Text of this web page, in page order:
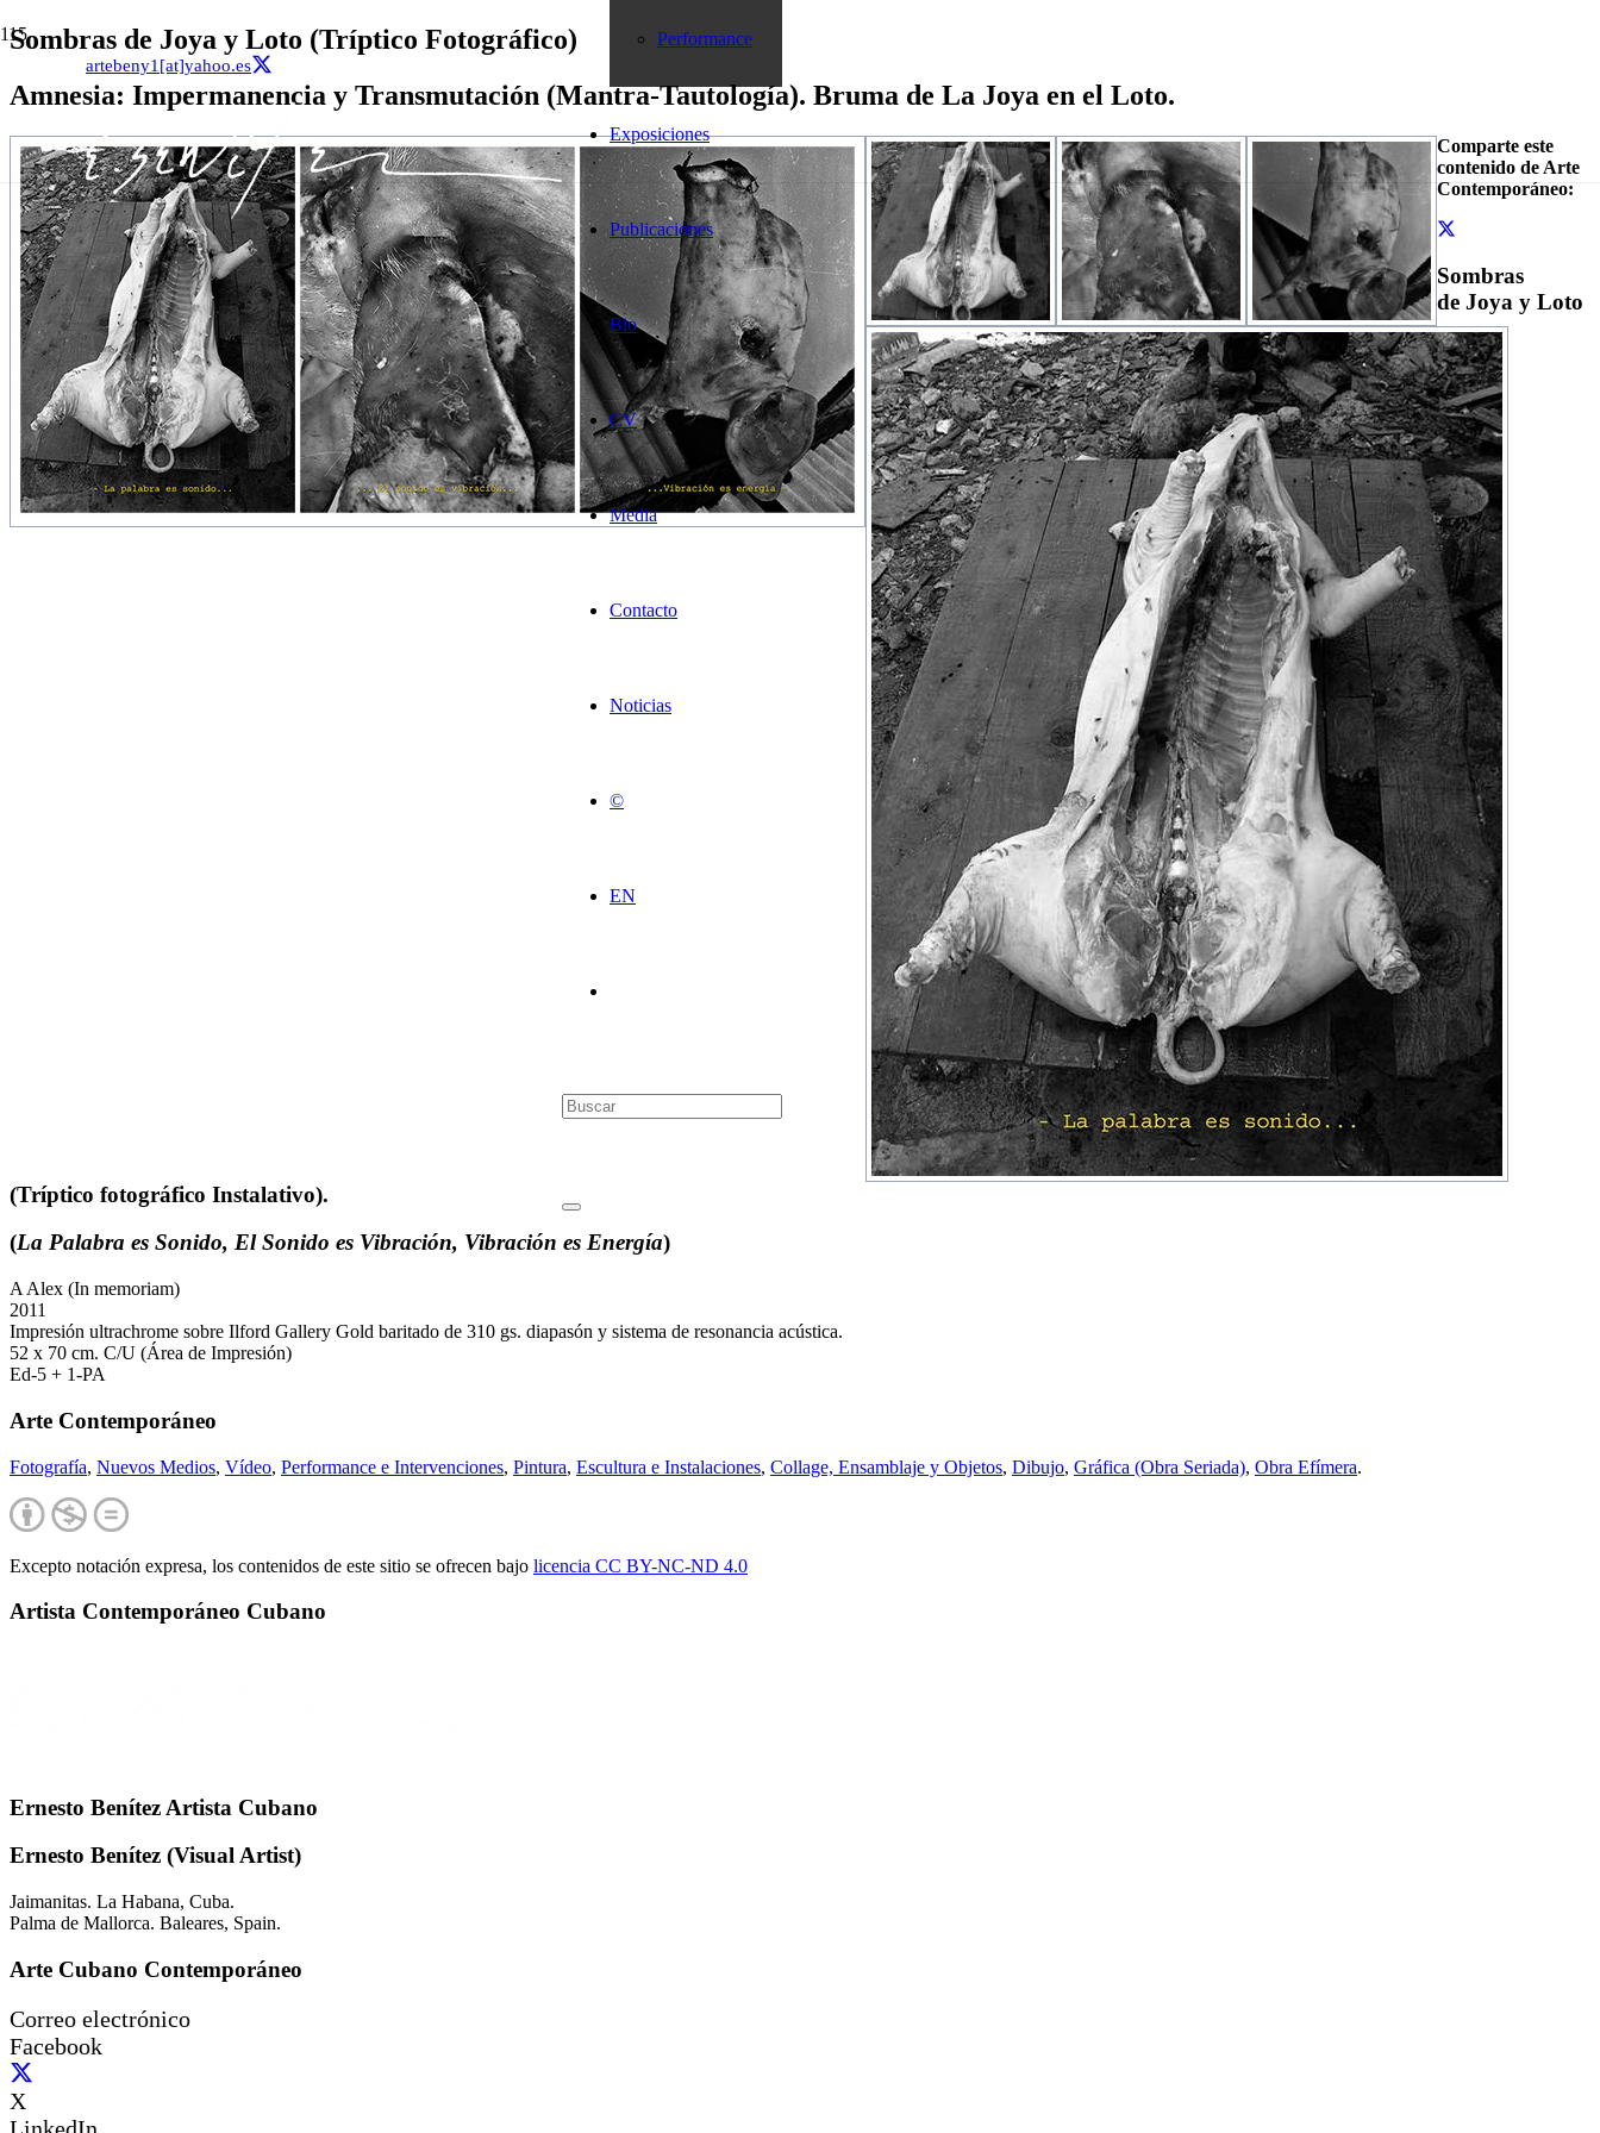
artebeny1[at]yahoo.es
Performance
Exposiciones
Publicaciones
Bio
CV
Media
Contacto
Noticias
©
EN
Sombras de Joya y Loto (Tríptico Fotográfico)
Amnesia: Impermanencia y Transmutación (Mantra-Tautología). Bruma de La Joya en el Loto.
Comparte este
contenido de Arte
Contemporáneo:
Sombras
de Joya y Loto
(Tríptico fotográfico Instalativo).
(La Palabra es Sonido, El Sonido es Vibración, Vibración es Energía)
A Alex (In memoriam)
2011
Impresión ultrachrome sobre Ilford Gallery Gold baritado de 310 gs. diapasón y sistema de resonancia acústica.
52 x 70 cm. C/U (Área de Impresión)
Ed-5 + 1-PA
Arte Contemporáneo
Fotografía, Nuevos Medios, Vídeo, Performance e Intervenciones, Pintura, Escultura e Instalaciones, Collage, Ensamblaje y Objetos, Dibujo, Gráfica (Obra Seriada), Obra Efímera.
Excepto notación expresa, los contenidos de este sitio se ofrecen bajo licencia CC BY-NC-ND 4.0
Artista Contemporáneo Cubano
Ernesto Benítez Artista Cubano
Ernesto Benítez (Visual Artist)
Jaimanitas. La Habana, Cuba.
Palma de Mallorca. Baleares, Spain.
Arte Cubano Contemporáneo
Correo electrónico
Facebook
X